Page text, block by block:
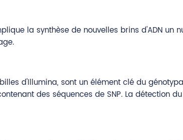
la synthèse de nouvelles brins d'ADN
d'Illumina, sont un élément clé du
des séquences de SNP. La détection